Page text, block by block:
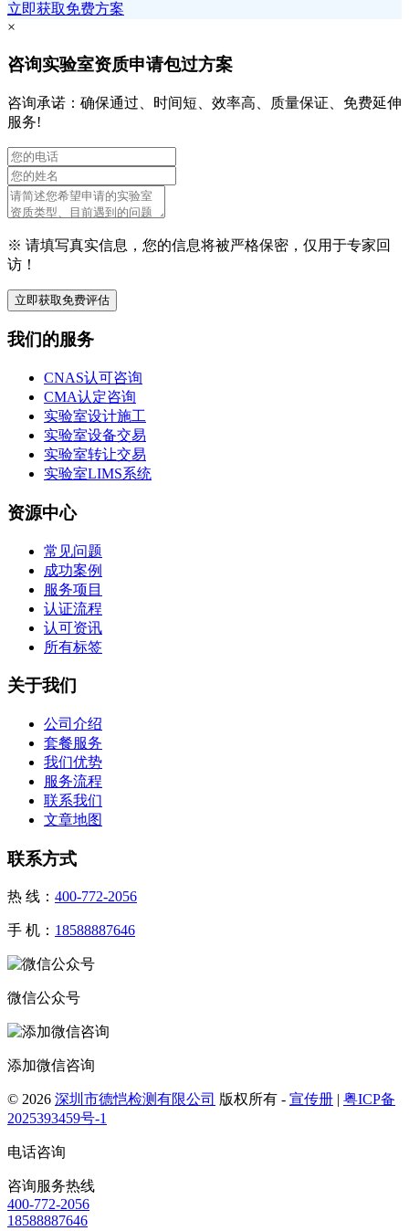
立即获取免费方案
×
咨询实验室资质申请包过方案
咨询承诺：确保通过、时间短、效率高、质量保证、免费延伸
服务!
※ 请填写真实信息，您的信息将被严格保密，仅用于专家回
访！
立即获取免费评估
我们的服务
CNAS认可咨询
CMA认定咨询
实验室设计施工
实验室设备交易
实验室转让交易
实验室LIMS系统
资源中心
常见问题
成功案例
服务项目
认证流程
认可资讯
所有标签
关于我们
公司介绍
套餐服务
我们优势
服务流程
联系我们
文章地图
联系方式
热 线： 400-772-2056
手 机： 18588887646
微信公众号
添加微信咨询
© 2026 深圳市德恺检测有限公司 版权所有 - 宣传册
粤ICP备
2025393459号-1
电话咨询
咨询服务热线
400-772-2056
18588887646